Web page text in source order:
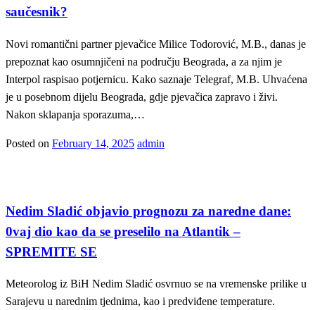
saučesnik?
Novi romantični partner pjevačice Milice Todorović, M.B., danas je
prepoznat kao osumnjičeni na području Beograda, a za njim je
Interpol raspisao potjernicu. Kako saznaje Telegraf, M.B. Uhvaćena
je u posebnom dijelu Beograda, gdje pjevačica zapravo i živi.
Nakon sklapanja sporazuma,…
Posted on February 14, 2025 admin
Nedim Sladić objavio prognozu za naredne dane:
0vaj dio kao da se preselilo na Atlantik –
SPREMITE SE
Meteorolog iz BiH Nedim Sladić osvrnuo se na vremenske prilike u
Sarajevu u narednim tjednima, kao i predviđene temperature.